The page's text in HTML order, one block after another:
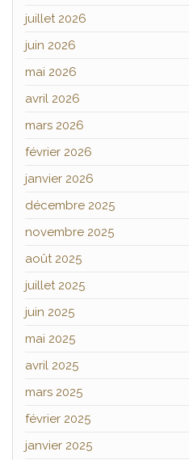
juillet 2026
juin 2026
mai 2026
avril 2026
mars 2026
février 2026
janvier 2026
décembre 2025
novembre 2025
août 2025
juillet 2025
juin 2025
mai 2025
avril 2025
mars 2025
février 2025
janvier 2025